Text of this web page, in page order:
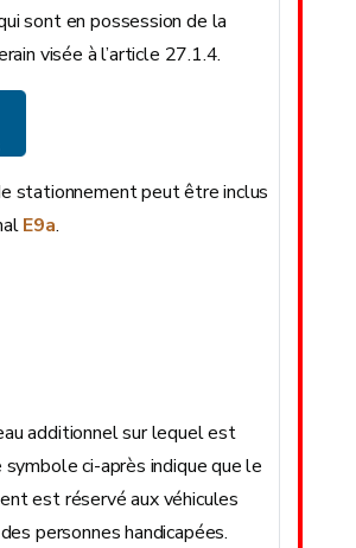
sont en possession de la
visée à l’article 27.1.4.
stationnement peut être inclus
E9a.
additionnel sur lequel est
ci-après indique que le
est réservé aux véhicules
personnes handicapées.